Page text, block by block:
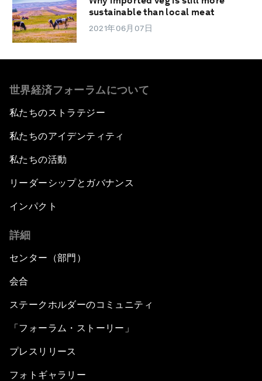
sustainable than local meat
2021年06月07日
世界経済フォーラムについて
私たちのストラテジー
私たちのアイデンティティ
私たちの活動
リーダーシップとガバナンス
インパクト
詳細
センター（部門）
会合
ステークホルダーのコミュニティ
「フォーラム・ストーリー」
プレスリリース
フォトギャラリー